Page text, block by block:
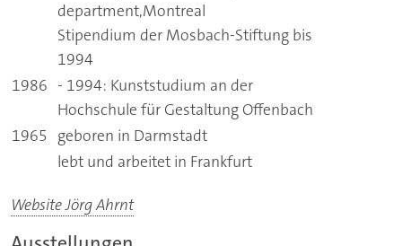
department,Montreal
Stipendium der Mosbach-Stiftung bis
1994
1986 - 1994: Kunststudium an der
Hochschule für Gestaltung Offenbach
1965
geboren in Darmstadt
lebt und arbeitet in Frankfurt
Website Jörg Ahrnt